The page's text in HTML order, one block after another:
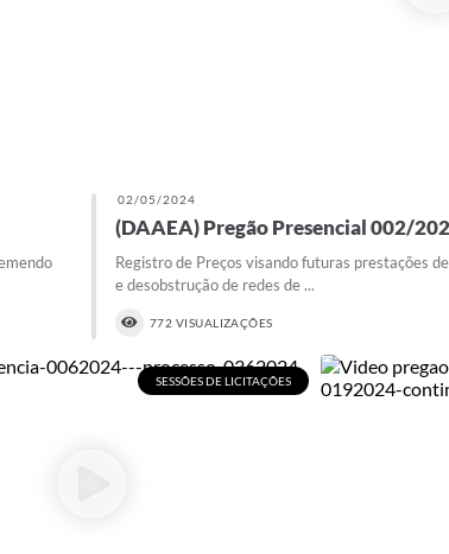
02/05/2024
(DAAEA) Pregão Presencial 002/
Registro de Preços visando futuras prestações
e desobstrução de redes de ...
772 VISUALIZAÇÕES
SESSÕES DE LICITAÇÕES